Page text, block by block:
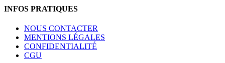
INFOS PRATIQUES
NOUS CONTACTER
MENTIONS LÉGALES
CONFIDENTIALITÉ
CGU